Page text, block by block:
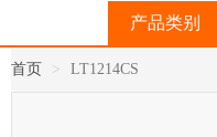
产品类别
首页 LT1214CS